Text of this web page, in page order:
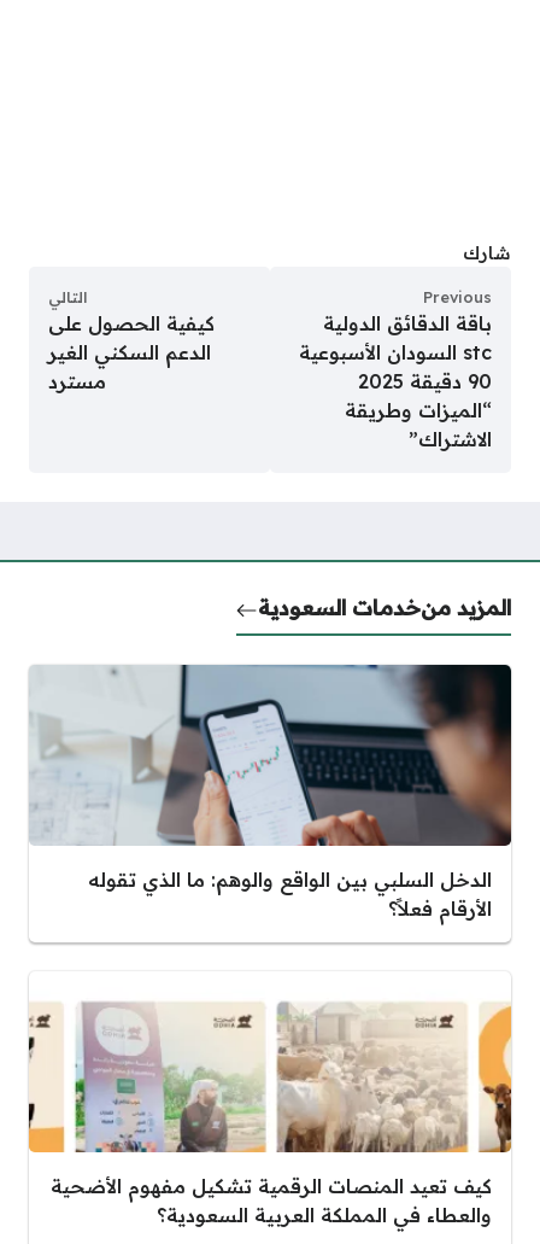
شارك
Previous
باقة الدقائق الدولية
stc السودان الأسبوعية
90 دقيقة 2025
“الميزات وطريقة
الاشتراك”
التالي
كيفية الحصول على
الدعم السكني الغير
مسترد
المزيد منخدمات السعودية
الدخل السلبي بين الواقع والوهم: ما الذي تقوله
الأرقام فعلاً؟
كيف تعيد المنصات الرقمية تشكيل مفهوم الأضحية
والعطاء في المملكة العربية السعودية؟